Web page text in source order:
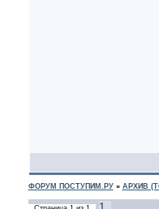
ФОРУМ ПОСТУПИМ.РУ» АРХИВ